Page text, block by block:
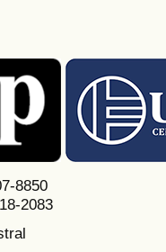
8850
2083